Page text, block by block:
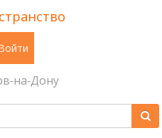
на-Дону